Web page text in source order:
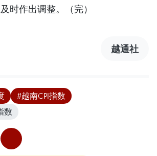
时作出调整。（完）
越通社
#越南CPI指数
数